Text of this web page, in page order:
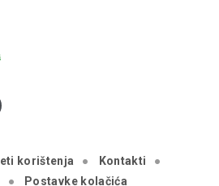
korištenja
Kontakti
Postavke kolačića